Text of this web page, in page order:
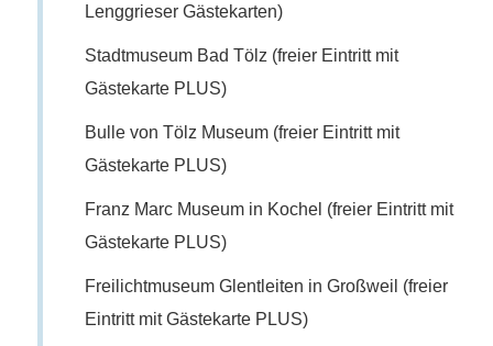
Lenggrieser Gästekarten)
Stadtmuseum Bad Tölz (freier Eintritt mit
Gästekarte PLUS)
Bulle von Tölz Museum (freier Eintritt mit
Gästekarte PLUS)
Franz Marc Museum in Kochel (freier Eintritt mit
Gästekarte PLUS)
Freilichtmuseum Glentleiten in Großweil (freier
Eintritt mit Gästekarte PLUS)